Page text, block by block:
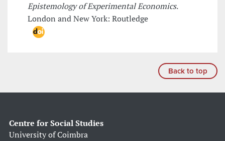
Epistemology of Experimental Economics.
London and New York: Routledge
Back to top
Centre for Social Studies
University of Coimbra